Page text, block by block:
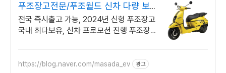
푸조장고전문/푸조월드 신차 다량 보
유 즉시출고가능
전국 즉시출고 가능, 2024년 신형 푸조장고
국내 최다보유, 신차 프로모션 진행 푸조장고
https://blog.naver.com/masada_ev 광고